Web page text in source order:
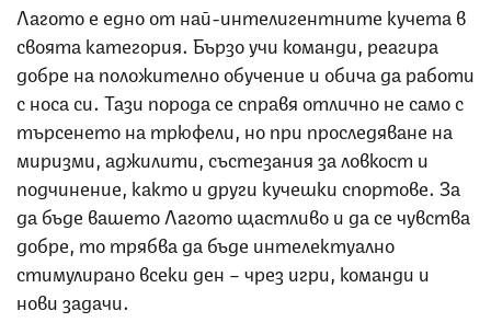
Лагото е едно от най-интелигентните кучета в
своята категория. Бързо учи команди, реагира
добре на положително обучение и обича да работи
с носа си. Тази порода се справя отлично не само с
търсенето на трюфели, но при проследяване на
миризми, аджилити, състезания за ловкост и
подчинение, както и други кучешки спортове. За
да бъде вашето Лагото щастливо и да се чувства
добре, то трябва да бъде интелектуално
стимулирано всеки ден – чрез игри, команди и
нови задачи.